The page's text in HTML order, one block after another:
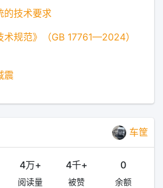
的技术要求
术规范》（GB 17761—2024）
震
车筐
4万+
阅读量
4千+
被赞
0
余额